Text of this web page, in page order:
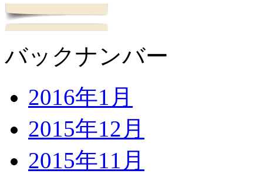
バックナンバー
2016年1月
2015年12月
2015年11月